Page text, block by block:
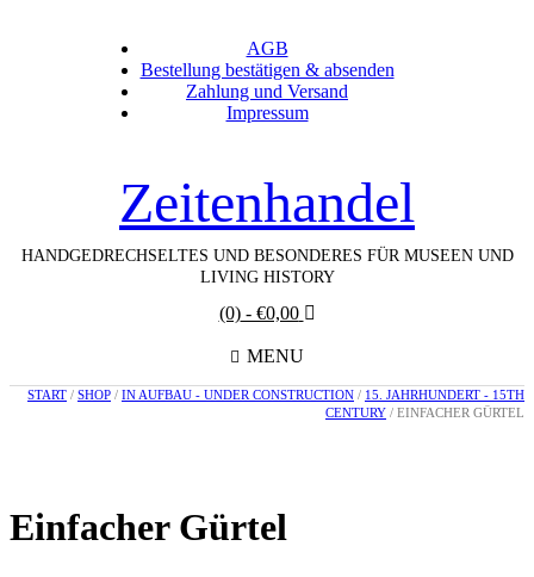
AGB
Bestellung bestätigen & absenden
Zahlung und Versand
Impressum
Zeitenhandel
HANDGEDRECHSELTES UND BESONDERES FÜR MUSEEN UND
LIVING HISTORY
(0)- €0,00
MENU
START / SHOP / IN AUFBAU - UNDER CONSTRUCTION / 15. JAHRHUNDERT - 15TH
CENTURY / EINFACHER GÜRTEL
Einfacher Gürtel